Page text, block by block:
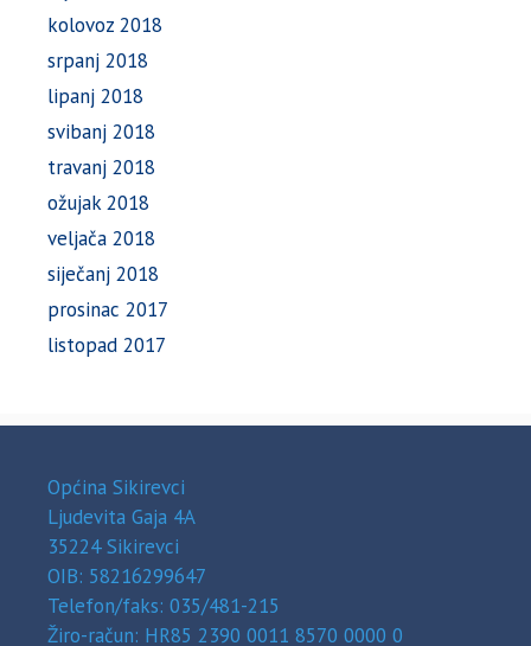
kolovoz 2018
srpanj 2018
lipanj 2018
svibanj 2018
travanj 2018
ožujak 2018
veljača 2018
siječanj 2018
prosinac 2017
listopad 2017
Općina Sikirevci
Ljudevita Gaja 4A
35224 Sikirevci
OIB: 58216299647
Telefon/faks: 035/481-215
Žiro-račun: HR85 2390 0011 8570 0000 0